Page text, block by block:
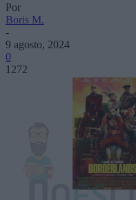
Por
Boris M.
-
9 agosto, 2024
0
1272